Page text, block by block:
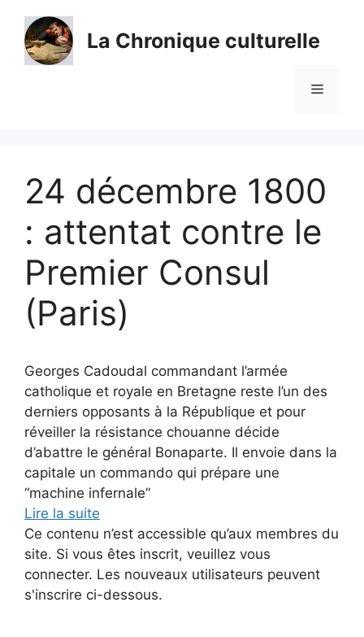
contenu
La Chronique culturelle
Menu
24 décembre 1800
: attentat contre le
Premier Consul
(Paris)
Georges Cadoudal commandant l’armée
catholique et royale en Bretagne reste l’un des
derniers opposants à la République et pour
réveiller la résistance chouanne décide
d’abattre le général Bonaparte. Il envoie dans la
capitale un commando qui prépare une
“machine infernale”
Lire la suite
Ce contenu n’est accessible qu’aux membres du
site. Si vous êtes inscrit, veuillez vous
connecter. Les nouveaux utilisateurs peuvent
s'inscrire ci-dessous.